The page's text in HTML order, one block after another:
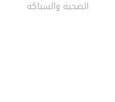
الصحية والسباكة